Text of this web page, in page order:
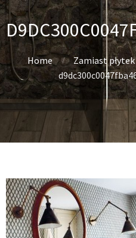
Home
Zamiast